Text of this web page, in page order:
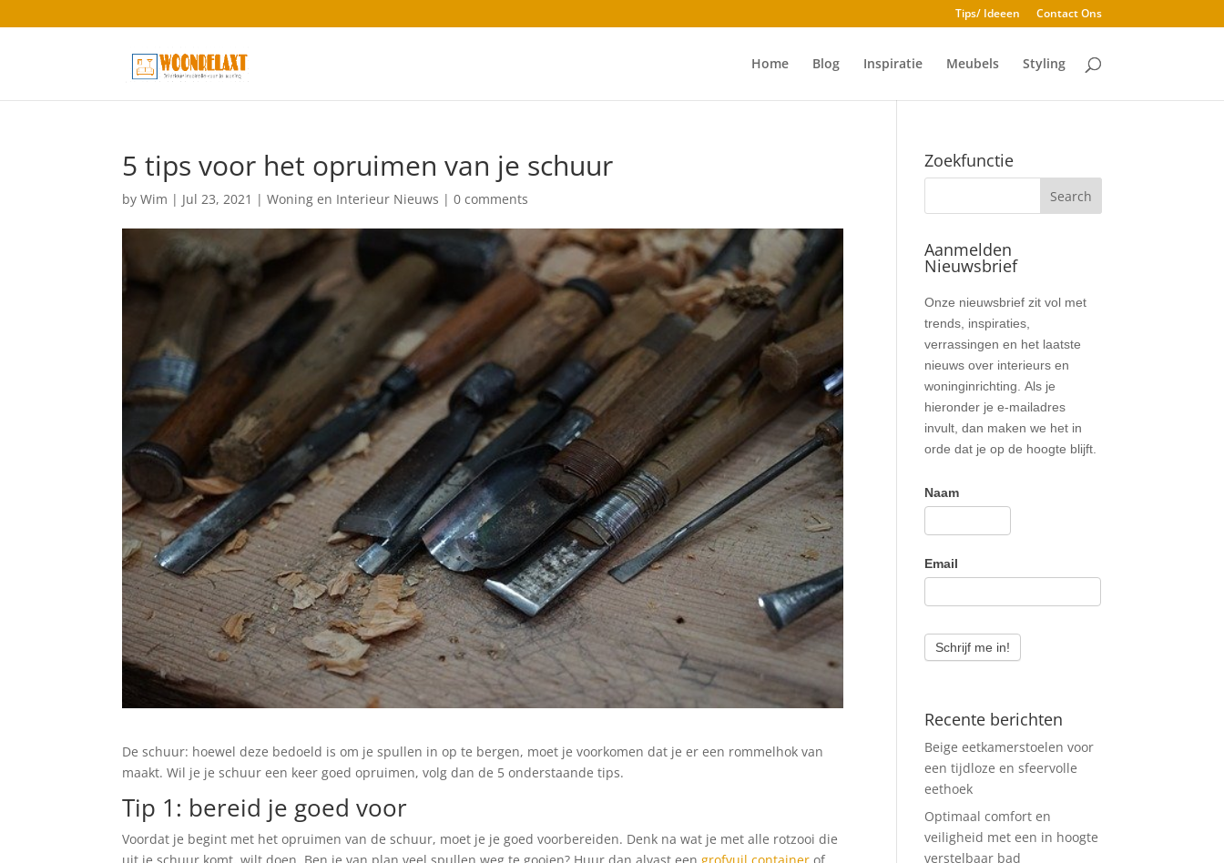
Tips/ Ideeen Contact Ons
Home Blog Inspiratie Meubels Styling
5 tips voor het opruimen van je schuur
byWim | Jul 23, 2021 |Woning en Interieur Nieuws |0 comments
De schuur: hoewel deze bedoeld is om je spullen in op te bergen, moet je voorkomen dat je er een rommelhok van
maakt. Wil je je schuur een keer goed opruimen, volg dan de 5 onderstaande tips.
Tip 1: bereid je goed voor
Voordat je begint met het opruimen van de schuur, moet je je goed voorbereiden. Denk na wat je met alle rotzooi die
Zoekfunctie
Aanmelden
Nieuwsbrief
Onze nieuwsbrief zit vol met
trends, inspiraties,
verrassingen en het laatste
nieuws over interieurs en
woninginrichting. Als je
hieronder je e-mailadres
invult, dan maken we het in
orde dat je op de hoogte blijft.
Naam
Email
Schrijf me in!
Recente berichten
Beige eetkamerstoelen voor
een tijdloze en sfeervolle
eethoek
Optimaal comfort en
veiligheid met een in hoogte
verstelbaar bad